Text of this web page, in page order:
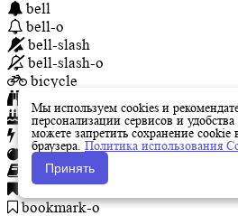
bell
bell-o
bell-slash
bell-slash-o
bicycle
binoculars
birthday-cake
bolt
bomb
book
bookmark
bookmark-o
Мы используем cookies и
персонализации сервисов и
можете запретить сохранение cookie
браузера. Политика использования
Принять